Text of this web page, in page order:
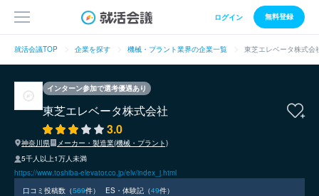
ログイン 無料登録
就活会議TOP 企業を探す 機械・プラント業界の企業一覧 東芝エレベータ株式会
インターン参加で選考優遇あり
東芝エレベータ株式会社
3.0
神奈川県
メーカー・製造業(機械・プラント)
5千人以上1万人未満
https://www.toshiba-elevator.co.jp/elv/index_j.html
口コミ投稿数（569件） ES・体験記（49件）